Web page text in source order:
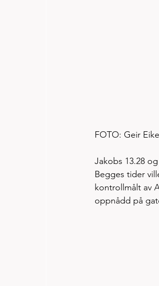
FOTO: Geir
Jakobs 13.28
Begges tider
kontrollmålt av
oppnådd på